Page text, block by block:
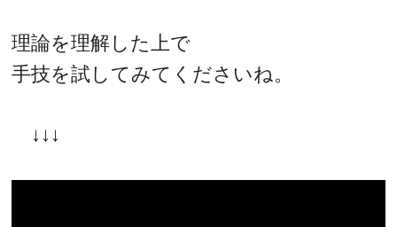
理論を理解した上で
手技を試してみてくださいね。
↓↓↓